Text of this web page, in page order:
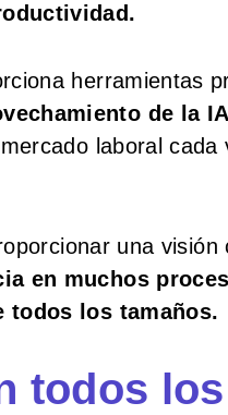
herramientas
de la
laboral
una visión
en muchos
todos los tamaños.
todos